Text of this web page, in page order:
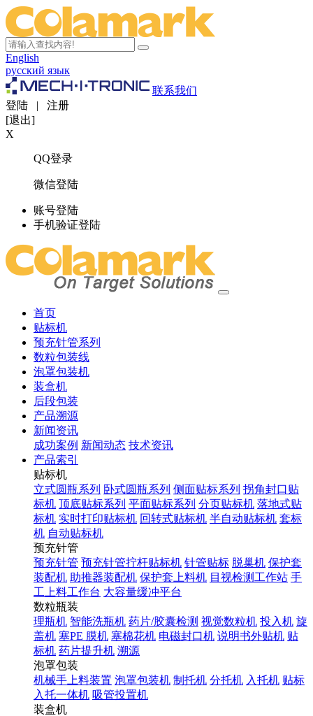
English
русский язык
联系我们
登陆 | 注册
[退出]
X
QQ登录
微信登陆
账号登陆
手机验证登陆
首页
贴标机
预充针管系列
数粒包装线
泡罩包装机
装盒机
后段包装
产品溯源
新闻资讯
成功案例 新闻动态 技术资讯
产品索引
贴标机
立式圆瓶系列 卧式圆瓶系列 侧面贴标系列 拐角封口贴
标机 顶底贴标系列 平面贴标系列 分页贴标机 落地式贴
标机 实时打印贴标机 回转式贴标机 半自动贴标机 套标
机 自动贴标机
预充针管
预充针管 预充针管拧杆贴标机 针管贴标 脱巢机 保护套
装配机 助推器装配机 保护套上料机 目视检测工作站 手
工上料工作台 大容量缓冲平台
数粒瓶装
理瓶机 智能洗瓶机 药片/胶囊检测 视觉数粒机 投入机 旋
盖机 塞PE 膜机 塞棉花机 电磁封口机 说明书外贴机 贴
标机 药片提升机 溯源
泡罩包装
机械手上料装置 泡罩包装机 制托机 分托机 入托机 贴标
入托一体机 吸管投置机
装盒机